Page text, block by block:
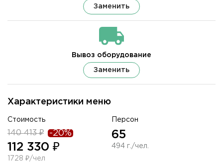
Характеристики меню
Стоимость
140 413 ₽ -20%
112 330 ₽
1728 ₽/чел
Персон
65
494 г./чел.
Заменить
Вывоз оборудование
Заменить